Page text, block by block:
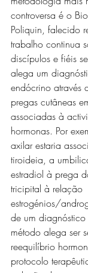
controversa é o
Poliquin, falecido
trabalho continua
discípulos e fiéis
alega um
endócrino através
pregas cutâneas
associadas à
hormonas. Por
axilar estaria
tiroideia, a
estradiol à prega
tricipital à relação
estrogénios/
de um diagnóstico
método alega ser
reequilíbrio
protocolo